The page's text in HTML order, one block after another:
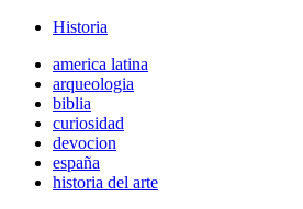
Historia
america latina
arqueologia
biblia
curiosidad
devocion
españa
historia del arte